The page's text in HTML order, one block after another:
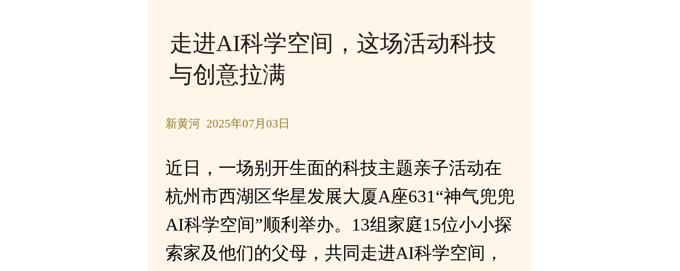
走进AI科学空间，这场活动科技
与创意拉满
新黄河 2025年07月03日
近日，一场别开生面的科技主题亲子活动在
杭州市西湖区华星发展大厦A座631“神气兜兜
AI科学空间”顺利举办。13组家庭15位小小探
索家及他们的父母，共同走进AI科学空间，